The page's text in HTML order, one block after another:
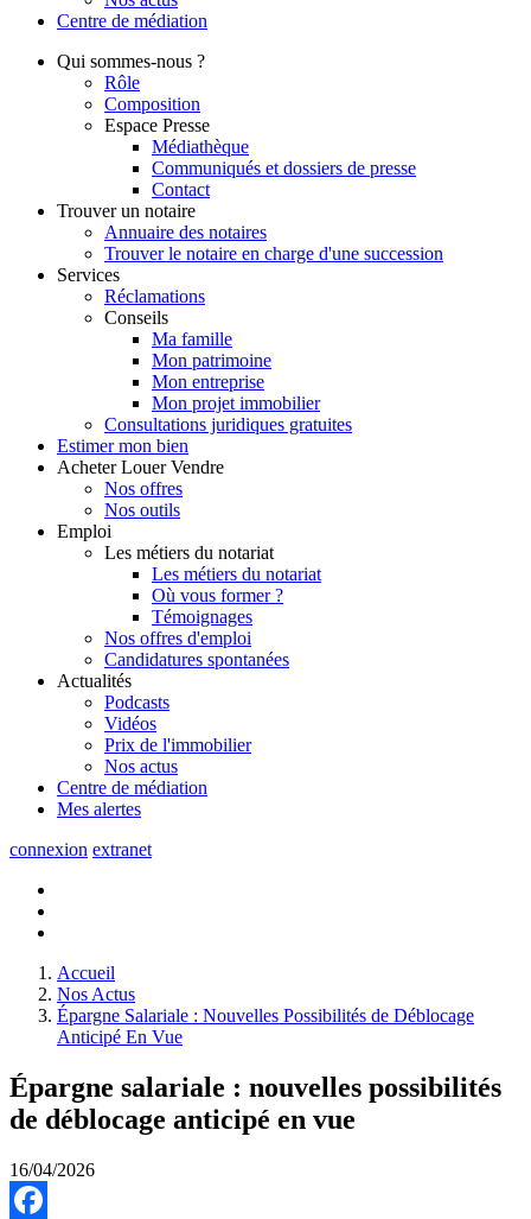
Centre de médiation
Qui sommes-nous ?
Rôle
Composition
Espace Presse
Médiathèque
Communiqués et dossiers de presse
Contact
Trouver un notaire
Annuaire des notaires
Trouver le notaire en charge d'une succession
Services
Réclamations
Conseils
Ma famille
Mon patrimoine
Mon entreprise
Mon projet immobilier
Consultations juridiques gratuites
Estimer mon bien
Acheter Louer Vendre
Nos offres
Nos outils
Emploi
Les métiers du notariat
Les métiers du notariat
Où vous former ?
Témoignages
Nos offres d'emploi
Candidatures spontanées
Actualités
Podcasts
Vidéos
Prix de l'immobilier
Nos actus
Centre de médiation
Mes alertes
connexion extranet
Accueil
Nos Actus
Épargne Salariale : Nouvelles Possibilités de Déblocage
Anticipé En Vue
Épargne salariale : nouvelles possibilités
de déblocage anticipé en vue
16/04/2026